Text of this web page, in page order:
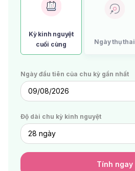
Kỳ kinh nguyệt
cuối cùng
Ngày thụ thai
Ngày đầu tiên của chu kỳ gần nhất
09/08/2026
Độ dài chu kỳ kinh nguyệt
Tính ngay